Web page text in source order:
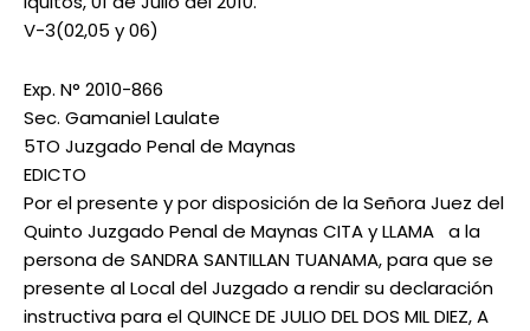
V-3(02,05 y 06)
Exp. N° 2010-866
Sec. Gamaniel Laulate
5TO Juzgado Penal de Maynas
EDICTO
Por el presente y por disposición de la Señora Juez del
Quinto Juzgado Penal de Maynas CITA y LLAMA a la
persona de SANDRA SANTILLAN TUANAMA, para que se
presente al Local del Juzgado a rendir su declaración
instructiva para el QUINCE DE JULIO DEL DOS MIL DIEZ, A